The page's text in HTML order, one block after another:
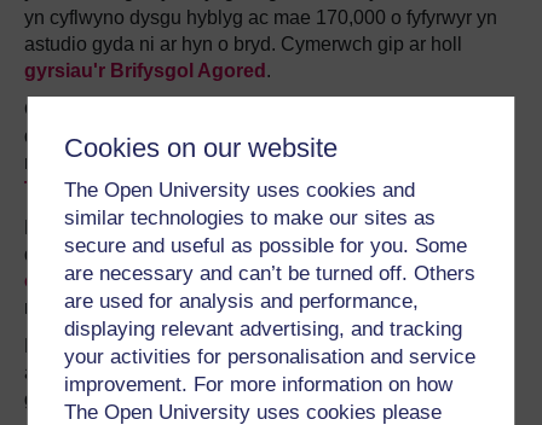
Cookies on our website
The Open University uses cookies and
similar technologies to make our sites as
secure and useful as possible for you. Some
are necessary and can’t be turned off. Others
are used for analysis and performance,
displaying relevant advertising, and tracking
your activities for personalisation and service
improvement. For more information on how
The Open University uses cookies please
yn cyflwyno dysgu hyblyg ac mae 170,000 o fyfyrwyr yn
astudio gyda ni ar hyn o bryd. Cymerwch gip ar holl
gyrsiau'r Brifysgol Agored .
Os ydych chi'n newydd i astudio ar lefel addysg uwch,
darganfyddwch fwy am y mathau o gymwysterau rydyn
ni'n eu cynnig, gan gynnwys ein cyrsiau lefel
Thystysgrifau.
Ddim yn barod ar gyfer astudiaeth Prifysgol yna porwch
dros1000 o gyrsiau am ddim ar OpenLearn a
chofrestrwch i'n cylchlythyri glywed am gyrsiau
newydd am ddim, wrth iddynt gael eu rhyddhau.
Bob blwyddyn, mae miloedd o fyfyrwyr yn penderfynu
astudio gyda'r Brifysgol Agored. Gyda dros 120 o
gymwysterau, mae gennym y cwrs iawn i chi.